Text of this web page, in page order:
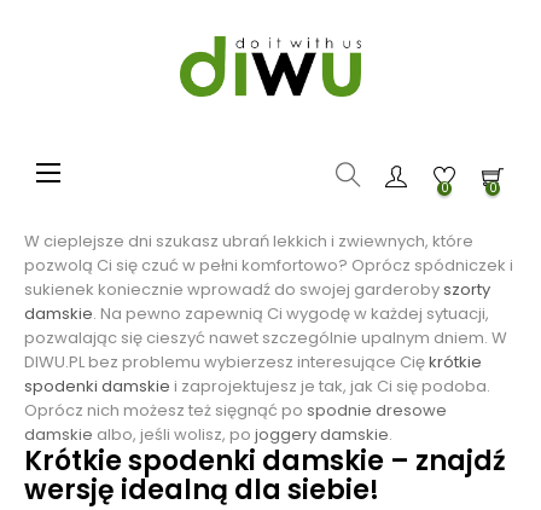
Toggle navigation
☰ 0 0
W cieplejsze dni szukasz ubrań lekkich i zwiewnych, które
pozwolą Ci się czuć w pełni komfortowo? Oprócz spódniczek i
sukienek koniecznie wprowadź do swojej garderobyszorty
damskie. Na pewno zapewnią Ci wygodę w każdej sytuacji,
pozwalając się cieszyć nawet szczególnie upalnym dniem. W
DIWU.PL bez problemu wybierzesz interesujące Ciękrótkie
spodenki damskie i zaprojektujesz je tak, jak Ci się podoba.
Oprócz nich możesz też sięgnąć po spodnie dresowe
damskie albo, jeśli wolisz, po joggery damskie.
Krótkie spodenki damskie – znajdź
wersję idealną dla siebie!